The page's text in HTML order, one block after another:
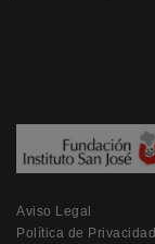
Aviso Legal
Política de Privacidad